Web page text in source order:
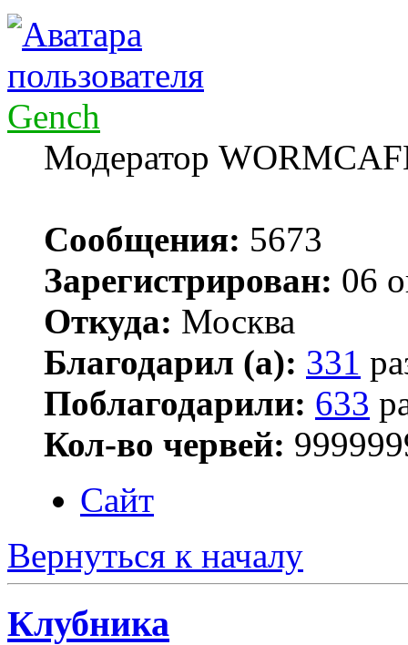
Gench
Модератор
Сообщения: 5673
Зарегистрирован: 06
Откуда: Москва
Благодарил (а): 331
Поблагодарили: 633
Кол-во червей:
Сайт
Вернуться к началу
Клубника